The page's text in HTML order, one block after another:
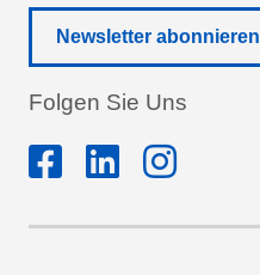
Newsletter abonnieren
Folgen Sie Uns